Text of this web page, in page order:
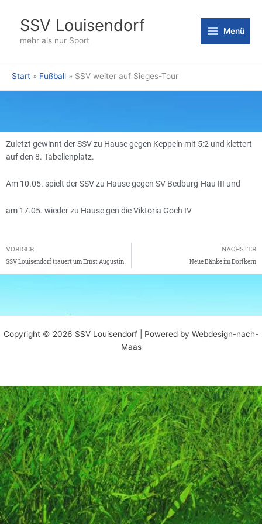
springenSSV Louisendorf
mehr als nur Sport
Menü
Start Fußball SSV weiter auf Sieges-Tour
Zuletzt gewinnt der SSV zu Hause gegen Keppeln mit 5:2 und klettert
auf den 8. Tabellenplatz.
Am 10.05. spielt der SSV zu Hause gegen SV Bedburg-Hau III und
am 17.05. wieder zu Hause gen die Viktoria Goch IV
Zurück
VORIGER
SSV Louisendorf trauert um Ernst Augustin
NÄCHSTER
Neue Bänke im Dorfkern
Copyright © 2026 SSV Louisendorf | Powered by Webdesign-nach-
Maas